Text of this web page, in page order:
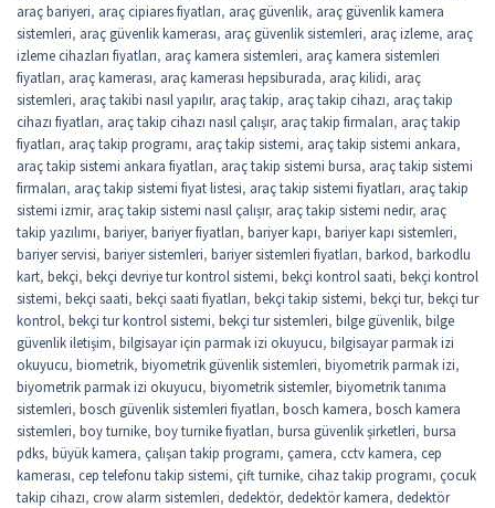
araç bariyeri, araç cipiares fiyatları, araç güvenlik, araç güvenlik kamera
sistemleri, araç güvenlik kamerası, araç güvenlik sistemleri, araç izleme, araç
izleme cihazları fiyatları, araç kamera sistemleri, araç kamera sistemleri
fiyatları, araç kamerası, araç kamerası hepsiburada, araç kilidi, araç
sistemleri, araç takibi nasıl yapılır, araç takip, araç takip cihazı, araç takip
cihazı fiyatları, araç takip cihazı nasıl çalışır, araç takip firmaları, araç takip
fiyatları, araç takip programı, araç takip sistemi, araç takip sistemi ankara,
araç takip sistemi ankara fiyatları, araç takip sistemi bursa, araç takip sistemi
firmaları, araç takip sistemi fiyat listesi, araç takip sistemi fiyatları, araç takip
sistemi izmir, araç takip sistemi nasıl çalışır, araç takip sistemi nedir, araç
takip yazılımı, bariyer, bariyer fiyatları, bariyer kapı, bariyer kapı sistemleri,
bariyer servisi, bariyer sistemleri, bariyer sistemleri fiyatları, barkod, barkodlu
kart, bekçi, bekçi devriye tur kontrol sistemi, bekçi kontrol saati, bekçi kontrol
sistemi, bekçi saati, bekçi saati fiyatları, bekçi takip sistemi, bekçi tur, bekçi tur
kontrol, bekçi tur kontrol sistemi, bekçi tur sistemleri, bilge güvenlik, bilge
güvenlik iletişim, bilgisayar için parmak izi okuyucu, bilgisayar parmak izi
okuyucu, biometrik, biyometrik güvenlik sistemleri, biyometrik parmak izi,
biyometrik parmak izi okuyucu, biyometrik sistemler, biyometrik tanıma
sistemleri, bosch güvenlik sistemleri fiyatları, bosch kamera, bosch kamera
sistemleri, boy turnike, boy turnike fiyatları, bursa güvenlik şirketleri, bursa
pdks, büyük kamera, çalışan takip programı, çamera, cctv kamera, cep
kamerası, cep telefonu takip sistemi, çift turnike, cihaz takip programı, çocuk
takip cihazı, crow alarm sistemleri, dedektör, dedektör kamera, dedektör